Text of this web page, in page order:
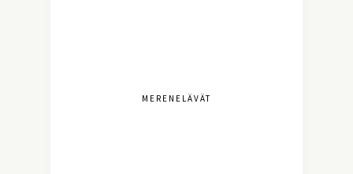
MERENELÄVÄT